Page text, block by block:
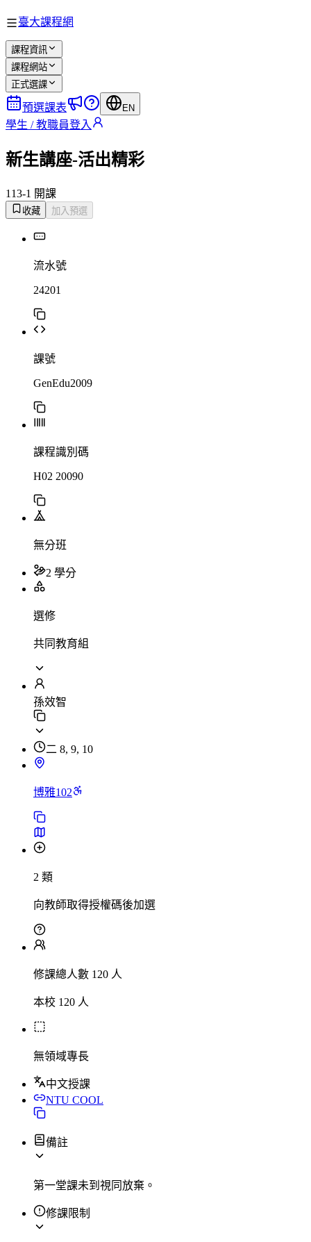
臺大課程網
課程資訊
課程網站
正式選課
預選課表 EN
學生 / 教職員登入
新生講座-活出精彩
113-1 開課
收藏 加入預選
流水號
24201
課號
GenEdu2009
課程識別碼
H02 20090
無分班
2 學分
選修
共同教育組
孫效智
二 8, 9, 10
博雅102
2 類
向教師取得授權碼後加選
修課總人數 120 人
本校 120 人
無領域專長
中文授課
NTU COOL
備註
第一堂課未到視同放棄。
修課限制